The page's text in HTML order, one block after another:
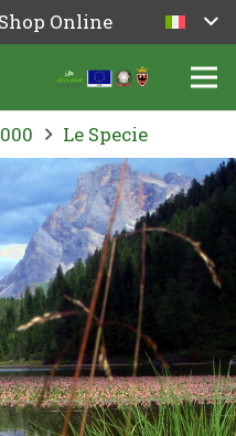
Shop Online
Le Specie